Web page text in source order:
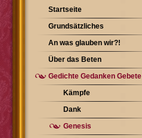
Startseite
Grundsätzliches
An was glauben wir?!
Über das Beten
Gedichte Gedanken Gebete
Kämpfe
Dank
Genesis